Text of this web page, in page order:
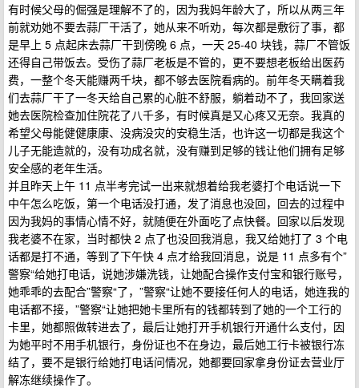
有时候父母的倔强是理解不了的，因为我妈年龄大了，所以从两三年
前就劝她不要去蒜厂干活了，她从来不听劝，每次都是敷衍了事，都
是早上 5 点起床去蒜厂干到傍晚 6 点，一天 25-40 块钱，蒜厂不管饭
还得自己带饭去。受伤了蒜厂老板是不管的，更不要想老板给出医药
费，一整个冬天能赚两千块，都不够去医院看病的。前年冬天瞒着我
们去蒜厂干了一冬天给自己累的心脏不舒服，躺着动不了，我回家送
她去医院检查加住院花了八千多，有时候真是又心疼又无奈。我真的
希望父母能健健康康、没病没灾的安稳生活，也许这一切都是我这个
儿子无能造就的，没有功成名就，没有赚到足够的钱让他们拥有足够
安全感的老年生活。
并且昨天上午 11 点半考完试一出来就想着给我老婆打个电话说一下
中午怎么吃饭，第一个电话没打通，发了消息也没回，回去的过程中
因为我妈的事情心情不好，就随便在外面吃了点快餐。回家以后发现
我老婆不在家，当时都快 2 点了也没回我消息，我又给她打了 3 个电
话都是打不通，等到了下午快 4 点才给我回消息，说是 11 点多有个”
警察“给她打电话，说她涉嫌洗钱，让她配合操作支付宝和银行账号，
她乖乖的去配合”警察“了，”警察“让她不要接任何人的电话，她连我的
电话都不接，”警察“让她把她卡里所有的钱都转到了她的一个工行的
卡里，她都照做转进去了，最后让她打开手机银行开通什么支付，因
为她平时不用手机银行，身份证也不在身边，最后她工行卡被银行冻
结了，要不是银行给她打电话问情况，她都要回家拿身份证去营业厅
解冻继续操作了。